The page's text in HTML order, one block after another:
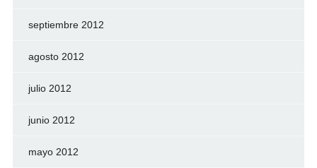
septiembre 2012
agosto 2012
julio 2012
junio 2012
mayo 2012